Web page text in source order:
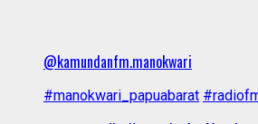
@kamundanfm.manokwari
#manokwari_papuabarat